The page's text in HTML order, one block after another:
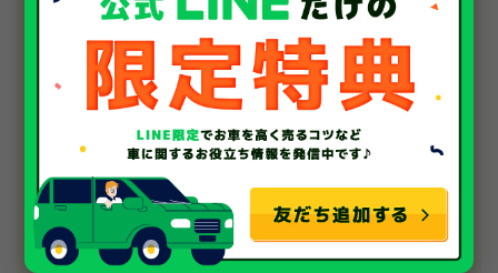
車種 車種を選択 ＋
年式 おおよそで結構です ＋
走行距離
無料で査定する